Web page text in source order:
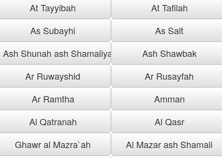
At Tayyibah
At Tafilah
As Subayhi
As Salt
Ash Shunah ash Shamaliyah
Ash Shawbak
Ar Ruwayshid
Ar Rusayfah
Ar Ramtha
Amman
Al Qatranah
Al Qasr
Ghawr al Mazra`ah
Al Mazar ash Shamali